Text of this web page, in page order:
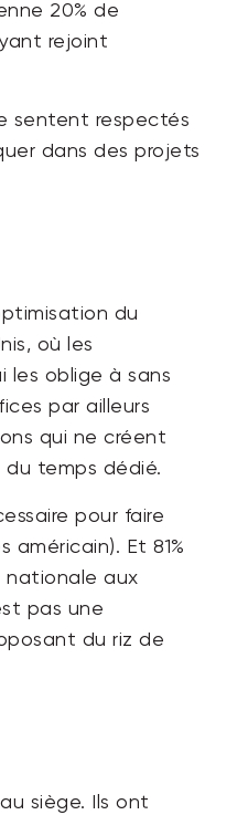
20% de
rejoint
sentent respectés
dans des projets
du
où les
les oblige à sans
par ailleurs
qui ne créent
temps dédié.
pour faire
Et 81%
nationale aux
pas une
du riz de
siège. Ils ont